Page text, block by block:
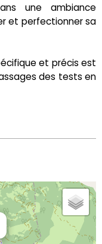
une ambiance
et perfectionner sa
et précis est
des tests en